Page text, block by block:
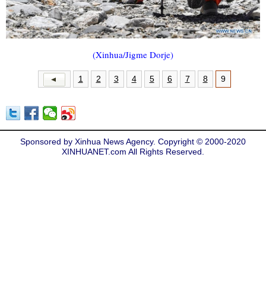
(Xinhua/Jigme Dorje)
1 2 3 4 5 6 7 8 9
Sponsored by Xinhua News Agency. Copyright © 2000-2020
XINHUANET.com All Rights Reserved.